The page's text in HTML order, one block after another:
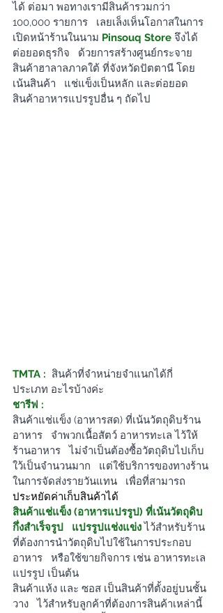
ได้ ต่อมา พอทางเรามีสินค้ารวมกว่า
100,000 รายการ   เลยเล็งเห็นโอกาสในการ
เปิดหน้าร้านในนาม Pinsouq Store จึงได้
ต่อยอดธุรกิจ   ด้วยการสร้างศูนย์กระจาย
สินค้าฮาลาลภาคใต้ ที่จังหวัดปัตตานี โดย
เน้นสินค้า   แช่แข็งเป็นหลัก และต่อยอด
สินค้าอาหารแปรรูปอื่น ๆ ถัดไป
TMTA : สินค้าที่จำหน่ายจำแนกได้กี่
ประเภท อะไรบ้างค่ะ
ชารีฟ :
สินค้าแช่แข็ง (อาหารสด) ที่เน้นวัตถุดิบร้าน
อาหาร   จำพวกเนื้อสัตว์ อาหารทะเล ไว้ให้
ร้านอาหาร   ไม่จำเป็นต้องซื้อวัตถุดิบไปเก็บ
ใว้เป็นจำนวนมาก   แต่ใช้บริการของทางร้าน
ในการจัดส่งรายวันแทน   เพื่อที่สามารถ
ประหยัดค่าเก็บสินค้าได้
สินค้าแช่แข็ง (อาหารแปรรูป) ที่เน้นวัตถุดิบ
กึ่งสำเร็จรูป   แปรรูปแช่งแข่ง ไว้สำหรับร้าน
ที่ต้องการนำวัตถุดิบไปใช้ในการประกอบ
อาหาร   หรือใช้ขายกิจการ เช่น อาหารทะเล
แปรรูป เป็นต้น
สินค้าแห้ง และ ซอส เป็นสินค้าที่ตั้งอยู่บนชั้น
วาง   ไว้สำหรับลูกค้าที่ต้องการสินค้าเหล่านี้